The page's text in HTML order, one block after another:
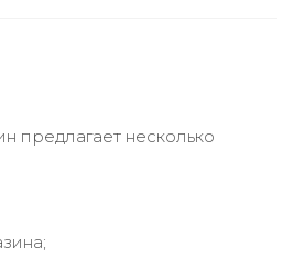
предлагает несколько